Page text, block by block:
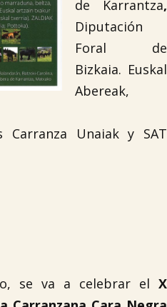
de Karrantza,
Diputación
Foral de
Bizkaia. Euskal
Abereak,
Carranza Unaiak y SAT
se va a celebrar el X